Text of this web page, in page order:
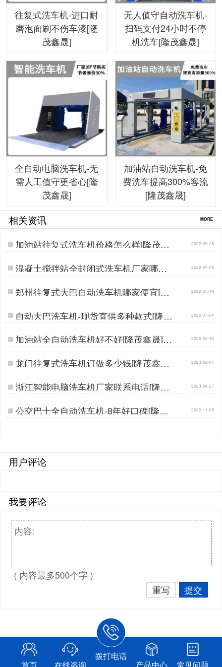
往复式洗车机-进口耐
磨泡面刷不伤车漆[隆
茂鑫晟]
无人值守自动洗车机-
扫码支付24小时不停
机洗车[隆茂鑫晟]
全自动电脑洗车机-无
需人工值守更省心[隆
茂鑫晟]
加油站自动洗车机-免
费洗车提高300%客流
[隆茂鑫晟]
相关资讯 MORE
加油站往复式洗车机价格怎么样[隆茂鑫
晟]…
2022-05-28
混凝土搅拌站全封闭式洗车机厂家哪里
有[隆茂鑫晟]…
2022-07-05
郑州往复式大巴自动洗车机哪家便宜[隆
茂鑫晟]…
2022-05-19
自动大巴洗车机-现货直供多种款式[隆茂
鑫晟]…
2022-07-04
加油站全自动洗车机好不好[隆茂鑫晟]… 2022-05-16
龙门往复式洗车机订做多少钱[隆茂鑫晟]
…
2023-02-04
浙江智能电脑洗车机厂家联系电话[隆茂
鑫晟]…
2023-04-27
公交巴士全自动洗车机-8年好口碑[隆茂
鑫晟]…
2022-11-05
用户评论
我要评论
( 内容最多500个字 )
重写
提交
首页 在线咨询
拨打电话
产品中心
常见问题